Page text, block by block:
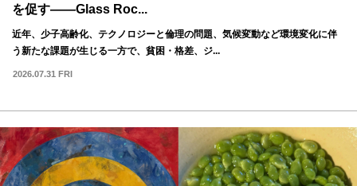
を促す——Glass Roc...
近年、少子高齢化、テクノロジーと倫理の問題、気候変動など環境変化に伴
う新たな課題が生じる一方で、貧困・格差、ジ...
2026.07.31 FRI